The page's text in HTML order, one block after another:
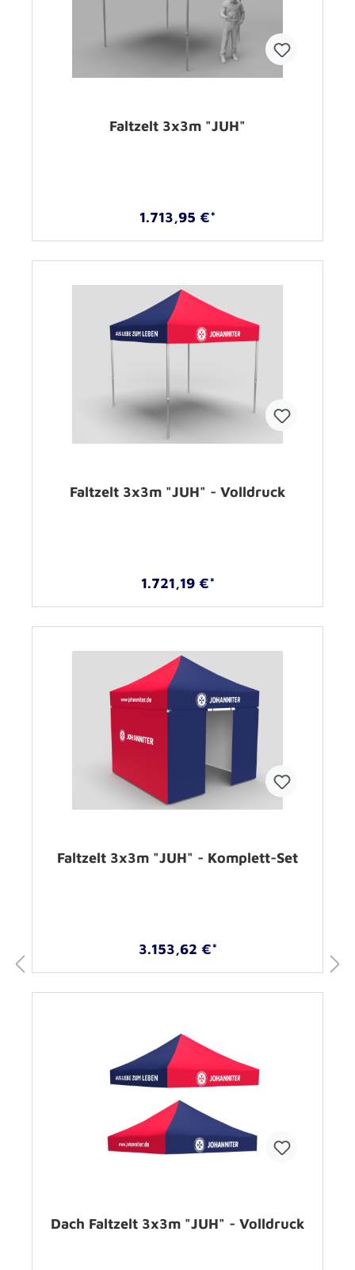
Faltzelt 3x3m "JUH"
1.713,95 €*
Faltzelt 3x3m "JUH" - Volldruck
1.721,19 €*
Faltzelt 3x3m "JUH" - Komplett-Set
3.153,62 €*
Dach Faltzelt 3x3m "JUH" - Volldruck